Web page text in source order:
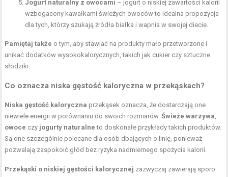
Jogurt naturalny z owocami – jogurt o niskiej zawartości kalorii
wzbogacony kawałkami świeżych owoców to idealna propozycja
dla tych, którzy szukają źródła białka i wapnia w swojej diecie.
Pamiętaj także o tym, aby stawiać na produkty mało przetworzone i
unikać dodatków wysokokalorycznych, takich jak cukier czy sztuczne
słodziki.
Co oznacza niska gęstość kaloryczna w przekąskach?
Niska gęstość kaloryczna przekąsek oznacza, że dostarczają one
niewiele energii w porównaniu do swoich rozmiarów.Świeże warzywa
owoce czy jogurty naturalne to doskonałe przykłady takich produktów.
Są one szczególnie polecane dla osób dbających o linię, ponieważ
pozwalają zaspokoić głód bez ryzyka nadmiernego spożycia kalorii.
Przekąski o niskiej gęstości kalorycznej zazwyczaj zawierają sporo